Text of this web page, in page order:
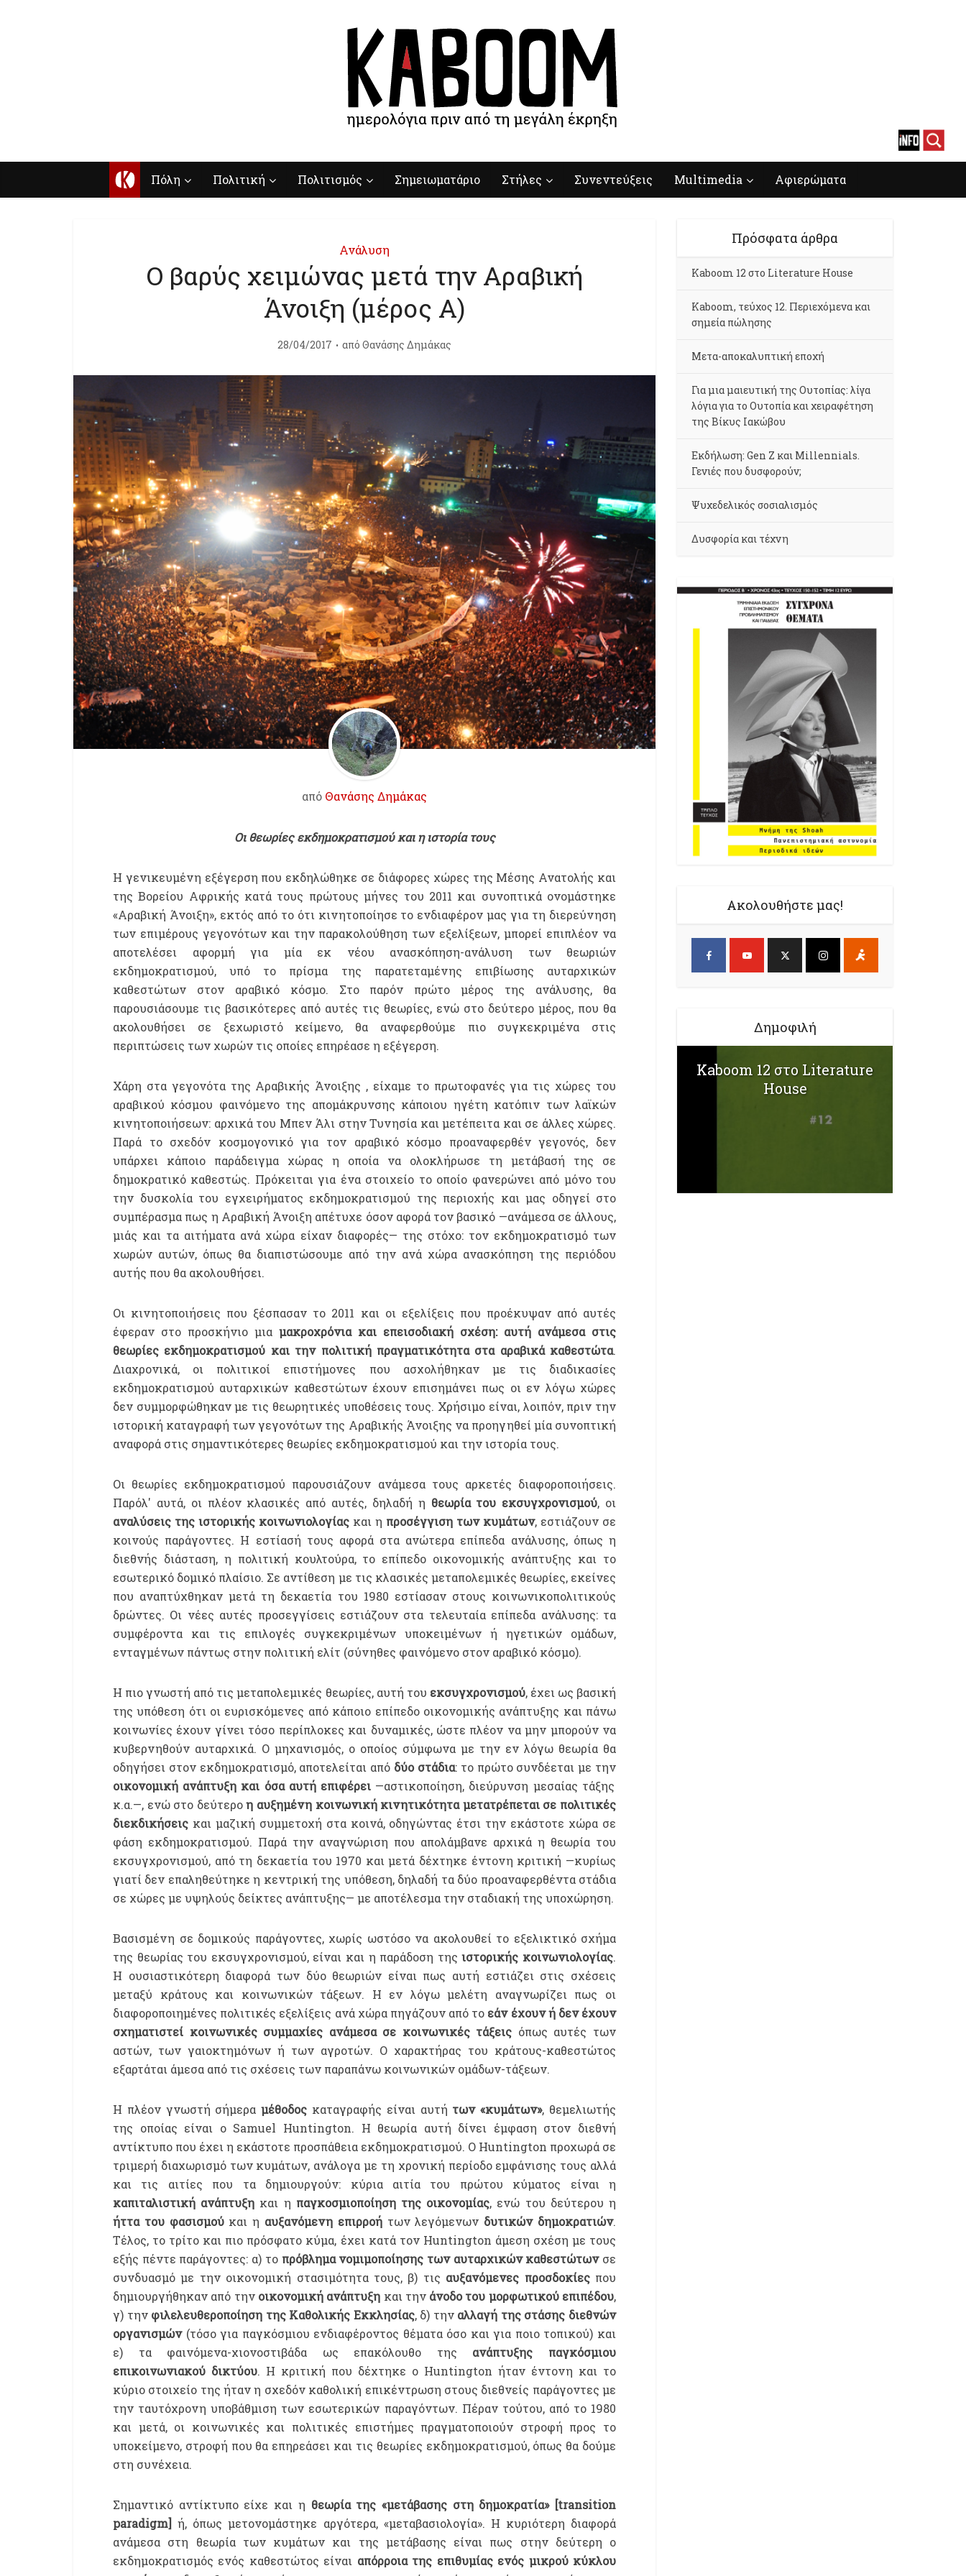
Κ Πόλη Πολιτική Πολιτισμός Σημειωματάριο Στήλες Συνεντεύξεις Multimedia Αφιερώματα
Ανάλυση
Ο βαρύς χειμώνας μετά την Αραβική
Άνοιξη (μέρος Α)
28/04/2017 από Θανάσης Δημάκας
από Θανάσης Δημάκας
Οι θεωρίες εκδημοκρατισμού και η ιστορία τους
Η γενικευμένη εξέγερση που εκδηλώθηκε σε διάφορες χώρες της Μέσης Ανατολής και
της Βορείου Αφρικής κατά τους πρώτους μήνες του 2011 και συνοπτικά ονομάστηκε
«Αραβική Άνοιξη», εκτός από το ότι κινητοποίησε το ενδιαφέρον μας για τη διερεύνηση
των επιμέρους γεγονότων και την παρακολούθηση των εξελίξεων, μπορεί επιπλέον να
αποτελέσει αφορμή για μία εκ νέου ανασκόπηση-ανάλυση των θεωριών
εκδημοκρατισμού, υπό το πρίσμα της παρατεταμένης επιβίωσης αυταρχικών
καθεστώτων στον αραβικό κόσμο. Στο παρόν πρώτο μέρος της ανάλυσης, θα
παρουσιάσουμε τις βασικότερες από αυτές τις θεωρίες, ενώ στο δεύτερο μέρος, που θα
ακολουθήσει σε ξεχωριστό κείμενο, θα αναφερθούμε πιο συγκεκριμένα στις
περιπτώσεις των χωρών τις οποίες επηρέασε η εξέγερση.
Χάρη στα γεγονότα της Αραβικής Άνοιξης , είχαμε το πρωτοφανές για τις χώρες του
αραβικού κόσμου φαινόμενο της απομάκρυνσης κάποιου ηγέτη κατόπιν των λαϊκών
κινητοποιήσεων: αρχικά του Μπεν Άλι στην Τυνησία και μετέπειτα και σε άλλες χώρες.
Παρά το σχεδόν κοσμογονικό για τον αραβικό κόσμο προαναφερθέν γεγονός, δεν
υπάρχει κάποιο παράδειγμα χώρας η οποία να ολοκλήρωσε τη μετάβασή της σε
δημοκρατικό καθεστώς. Πρόκειται για ένα στοιχείο το οποίο φανερώνει από μόνο του
την δυσκολία του εγχειρήματος εκδημοκρατισμού της περιοχής και μας οδηγεί στο
συμπέρασμα πως η Αραβική Άνοιξη απέτυχε όσον αφορά τον βασικό —ανάμεσα σε άλλους,
μιάς και τα αιτήματα ανά χώρα είχαν διαφορές— της στόχο: τον εκδημοκρατισμό των
χωρών αυτών, όπως θα διαπιστώσουμε από την ανά χώρα ανασκόπηση της περιόδου
αυτής που θα ακολουθήσει.
Οι κινητοποιήσεις που ξέσπασαν το 2011 και οι εξελίξεις που προέκυψαν από αυτές
έφεραν στο προσκήνιο μια μακροχρόνια και επεισοδιακή σχέση: αυτή ανάμεσα στις
θεωρίες εκδημοκρατισμού και την πολιτική πραγματικότητα στα αραβικά καθεστώτα.
Διαχρονικά, οι πολιτικοί επιστήμονες που ασχολήθηκαν με τις διαδικασίες
εκδημοκρατισμού αυταρχικών καθεστώτων έχουν επισημάνει πως οι εν λόγω χώρες
δεν συμμορφώθηκαν με τις θεωρητικές υποθέσεις τους. Χρήσιμο είναι, λοιπόν, πριν την
ιστορική καταγραφή των γεγονότων της Αραβικής Άνοιξης να προηγηθεί μία συνοπτική
αναφορά στις σημαντικότερες θεωρίες εκδημοκρατισμού και την ιστορία τους.
Οι θεωρίες εκδημοκρατισμού παρουσιάζουν ανάμεσα τους αρκετές διαφοροποιήσεις.
Παρόλ' αυτά, οι πλέον κλασικές από αυτές, δηλαδή η θεωρία του εκσυγχρονισμού, οι
αναλύσεις της ιστορικής κοινωνιολογίας και η προσέγγιση των κυμάτων, εστιάζουν σε
κοινούς παράγοντες. Η εστίασή τους αφορά στα ανώτερα επίπεδα ανάλυσης, όπως η
διεθνής διάσταση, η πολιτική κουλτούρα, το επίπεδο οικονομικής ανάπτυξης και το
εσωτερικό δομικό πλαίσιο. Σε αντίθεση με τις κλασικές μεταπολεμικές θεωρίες, εκείνες
που αναπτύχθηκαν μετά τη δεκαετία του 1980 εστίασαν στους κοινωνικοπολιτικούς
δρώντες. Οι νέες αυτές προσεγγίσεις εστιάζουν στα τελευταία επίπεδα ανάλυσης: τα
συμφέροντα και τις επιλογές συγκεκριμένων υποκειμένων ή ηγετικών ομάδων,
ενταγμένων πάντως στην πολιτική ελίτ (σύνηθες φαινόμενο στον αραβικό κόσμο).
Η πιο γνωστή από τις μεταπολεμικές θεωρίες, αυτή του εκσυγχρονισμού, έχει ως βασική
της υπόθεση ότι οι ευρισκόμενες από κάποιο επίπεδο οικονομικής ανάπτυξης και πάνω
κοινωνίες έχουν γίνει τόσο περίπλοκες και δυναμικές, ώστε πλέον να μην μπορούν να
κυβερνηθούν αυταρχικά. Ο μηχανισμός, ο οποίος σύμφωνα με την εν λόγω θεωρία θα
οδηγήσει στον εκδημοκρατισμό, αποτελείται από δύο στάδια: το πρώτο συνδέεται με την
οικονομική ανάπτυξη και όσα αυτή επιφέρει —αστικοποίηση, διεύρυνση μεσαίας τάξης
κ.α.—, ενώ στο δεύτεροη αυξημένη κοινωνική κινητικότητα μετατρέπεται σε πολιτικές
διεκδικήσεις και μαζική συμμετοχή στα κοινά, οδηγώντας έτσι την εκάστοτε χώρα σε
φάση εκδημοκρατισμού. Παρά την αναγνώριση που απολάμβανε αρχικά η θεωρία του
εκσυγχρονισμού, από τη δεκαετία του 1970 και μετά δέχτηκε έντονη κριτική —κυρίως
γιατί δεν επαληθεύτηκε η κεντρική της υπόθεση, δηλαδή τα δύο προαναφερθέντα στάδια
σε χώρες με υψηλούς δείκτες ανάπτυξης— με αποτέλεσμα την σταδιακή της υποχώρηση.
Βασισμένη σε δομικούς παράγοντες, χωρίς ωστόσο να ακολουθεί το εξελικτικό σχήμα
της θεωρίας του εκσυγχρονισμού, είναι και η παράδοση της ιστορικής κοινωνιολογίας.
Η ουσιαστικότερη διαφορά των δύο θεωριών είναι πως αυτή εστιάζει στις σχέσεις
μεταξύ κράτους και κοινωνικών τάξεων. Η εν λόγω μελέτη αναγνωρίζει πως οι
διαφοροποιημένες πολιτικές εξελίξεις ανά χώρα πηγάζουν από το εάν έχουν ή δεν έχουν
σχηματιστεί κοινωνικές συμμαχίες ανάμεσα σε κοινωνικές τάξεις όπως αυτές των
αστών, των γαιοκτημόνων ή των αγροτών. Ο χαρακτήρας του κράτους-καθεστώτος
εξαρτάται άμεσα από τις σχέσεις των παραπάνω κοινωνικών ομάδων-τάξεων.
Η πλέον γνωστή σήμεραμέθοδος καταγραφής είναι αυτή των «κυμάτων», θεμελιωτής
της οποίας είναι ο Samuel Huntington. Η θεωρία αυτή δίνει έμφαση στον διεθνή
αντίκτυπο που έχει η εκάστοτε προσπάθεια εκδημοκρατισμού. Ο Huntington προχωρά σε
τριμερή διαχωρισμό των κυμάτων, ανάλογα με τη χρονική περίοδο εμφάνισης τους αλλά
και τις αιτίες που τα δημιουργούν: κύρια αιτία του πρώτου κύματος είναι η
καπιταλιστική ανάπτυξη και η παγκοσμιοποίηση της οικονομίας, ενώ του δεύτερου η
ήττα του φασισμούκαι η αυξανόμενη επιρροήτων λεγόμενων δυτικών δημοκρατιών.
Τέλος, το τρίτο και πιο πρόσφατο κύμα, έχει κατά τον Huntington άμεση σχέση με τους
εξής πέντε παράγοντες: α) το πρόβλημα νομιμοποίησης των αυταρχικών καθεστώτωνσε
συνδυασμό με την οικονομική στασιμότητα τους, β) τις αυξανόμενες προσδοκίεςπου
δημιουργήθηκαν από την οικονομική ανάπτυξη και τηνάνοδο του μορφωτικού επιπέδου,
γ) την φιλελευθεροποίηση της Καθολικής Εκκλησίας, δ) τηναλλαγή της στάσης διεθνών
οργανισμών(τόσο για παγκόσμιου ενδιαφέροντος θέματα όσο και για ποιο τοπικού) και
ε) τα φαινόμενα-χιονοστιβάδα ως επακόλουθο της ανάπτυξης παγκόσμιου
επικοινωνιακού δικτύου. Η κριτική που δέχτηκε ο Huntington ήταν έντονη και το
κύριο στοιχείο της ήταν η σχεδόν καθολική επικέντρωση στους διεθνείς παράγοντες με
την ταυτόχρονη υποβάθμιση των εσωτερικών παραγόντων. Πέραν τούτου, από το 1980
και μετά, οι κοινωνικές και πολιτικές επιστήμες πραγματοποιούν στροφή προς το
υποκείμενο, στροφή που θα επηρεάσει και τις θεωρίες εκδημοκρατισμού, όπως θα δούμε
στη συνέχεια.
Σημαντικό αντίκτυπο είχε και η θεωρία της «μετάβασης στη δημοκρατία» [transition
paradigm] ή, όπως μετονομάστηκε αργότερα, «μεταβασιολογία». Η κυριότερη διαφορά
ανάμεσα στη θεωρία των κυμάτων και της μετάβασης είναι πως στην δεύτερη ο
εκδημοκρατισμός ενός καθεστώτος είναι απόρροια της επιθυμίας ενός μικρού κύκλου
Πρόσφατα άρθρα
Kaboom 12 στο Literature House
Kaboom, τεύχος 12. Περιεχόμενα και
σημεία πώλησης
Μετα-αποκαλυπτική εποχή
Για μια μαιευτική της Ουτοπίας: λίγα
λόγια για το Ουτοπία και χειραφέτηση
της Βίκυς Ιακώβου
Εκδήλωση: Gen Z και Millennials.
Γενιές που δυσφορούν;
Ψυχεδελικός σοσιαλισμός
Δυσφορία και τέχνη
Ακολουθήστε μας!
Δημοφιλή
Kaboom 12 στο Literature
House